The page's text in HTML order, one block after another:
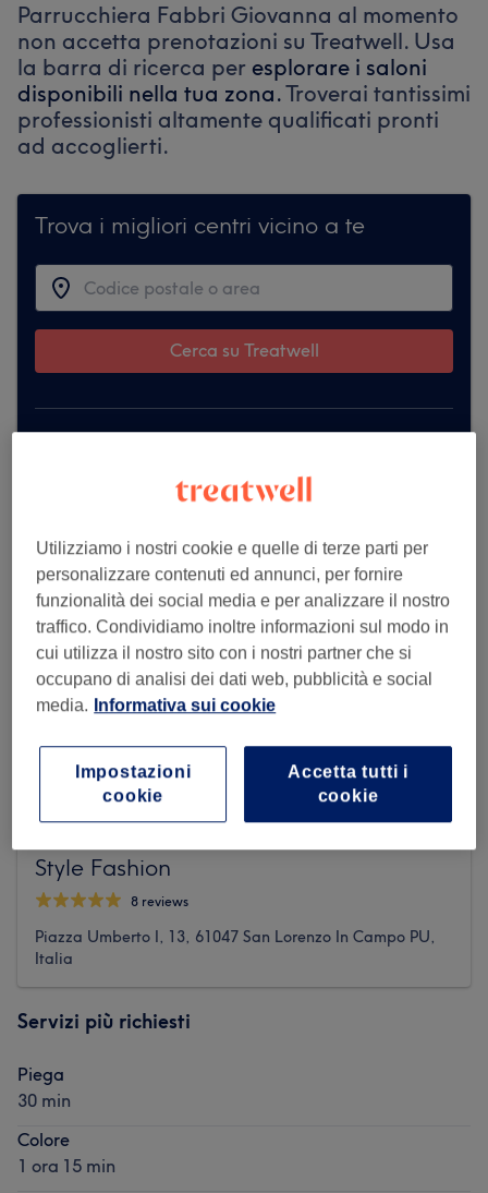
Parrucchiera Fabbri Giovanna al momento
non accetta prenotazioni su Treatwell. Usa
la barra di ricerca per esplorare i saloni
disponibili nella tua zona.Troverai tantissimi
professionisti altamente qualificati pronti
ad accoglierti.
Trova i migliori centri vicino a te
Cerca su Treatwell
Style Fashion
8 reviews
Piazza Umberto I, 13, 61047 San Lorenzo In Campo PU,
Italia
Servizi più richiesti
Piega
30 min
Colore
1 ora 15 min
Utilizziamo i nostri cookie e quelle di terze parti per
personalizzare contenuti ed annunci, per fornire
funzionalità dei social media e per analizzare il nostro
traffico. Condividiamo inoltre informazioni sul modo in
cui utilizza il nostro sito con i nostri partner che si
occupano di analisi dei dati web, pubblicità e social
media. Informativa sui cookie
Accetta tutti i
cookie
Impostazioni
cookie